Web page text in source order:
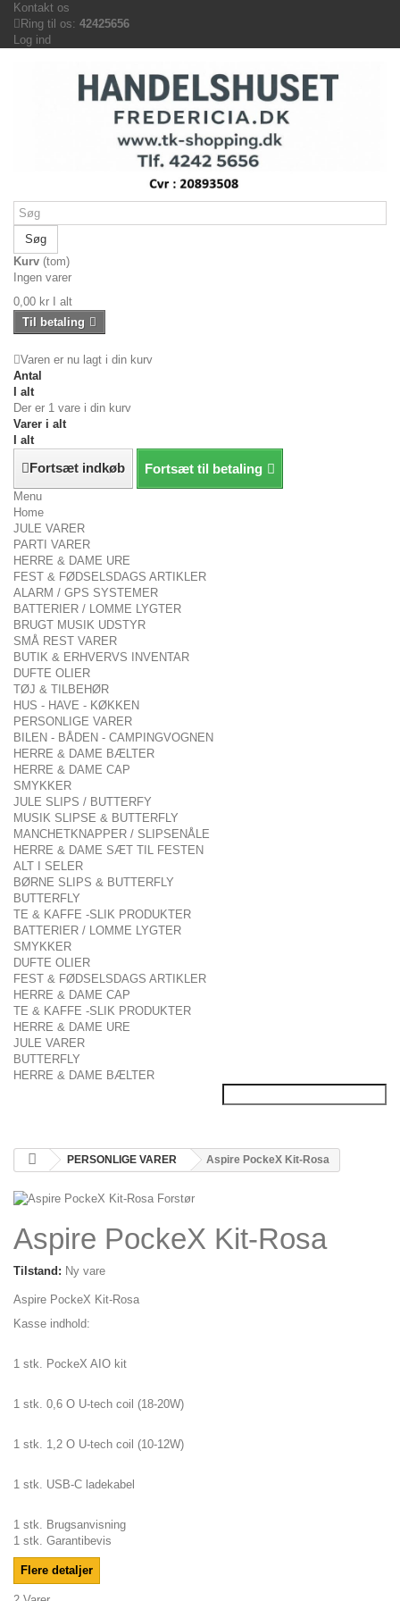
Kontakt os
Ring til os: 42425656
Log ind
Søg
Kurv (tom)
Ingen varer
0,00 kr
I alt
Til betaling
Varen er nu lagt i din kurv
Antal
I alt
Der er 1 vare i din kurv
Varer i alt
I alt
Fortsæt indkøb Fortsæt til betaling
Menu
Home
JULE VARER
PARTI VARER
HERRE & DAME URE
FEST & FØDSELSDAGS ARTIKLER
ALARM / GPS SYSTEMER
BATTERIER / LOMME LYGTER
BRUGT MUSIK UDSTYR
SMÅ REST VARER
BUTIK & ERHVERVS INVENTAR
DUFTE OLIER
TØJ & TILBEHØR
HUS - HAVE - KØKKEN
PERSONLIGE VARER
BILEN - BÅDEN - CAMPINGVOGNEN
HERRE & DAME BÆLTER
HERRE & DAME CAP
SMYKKER
JULE SLIPS / BUTTERFY
MUSIK SLIPSE & BUTTERFLY
MANCHETKNAPPER / SLIPSENÅLE
HERRE & DAME SÆT TIL FESTEN
ALT I SELER
BØRNE SLIPS & BUTTERFLY
BUTTERFLY
TE & KAFFE -SLIK PRODUKTER
BATTERIER / LOMME LYGTER
SMYKKER
DUFTE OLIER
FEST & FØDSELSDAGS ARTIKLER
HERRE & DAME CAP
TE & KAFFE -SLIK PRODUKTER
HERRE & DAME URE
JULE VARER
BUTTERFLY
HERRE & DAME BÆLTER
PERSONLIGE VARER Aspire PockeX Kit-Rosa
Forstør
Aspire PockeX Kit-Rosa
Tilstand: Ny vare
Aspire PockeX Kit-Rosa
Kasse indhold:
1 stk. PockeX AIO kit
1 stk. 0,6 O U-tech coil (18-20W)
1 stk. 1,2 O U-tech coil (10-12W)
1 stk. USB-C ladekabel
1 stk. Brugsanvisning
1 stk. Garantibevis
Flere detaljer